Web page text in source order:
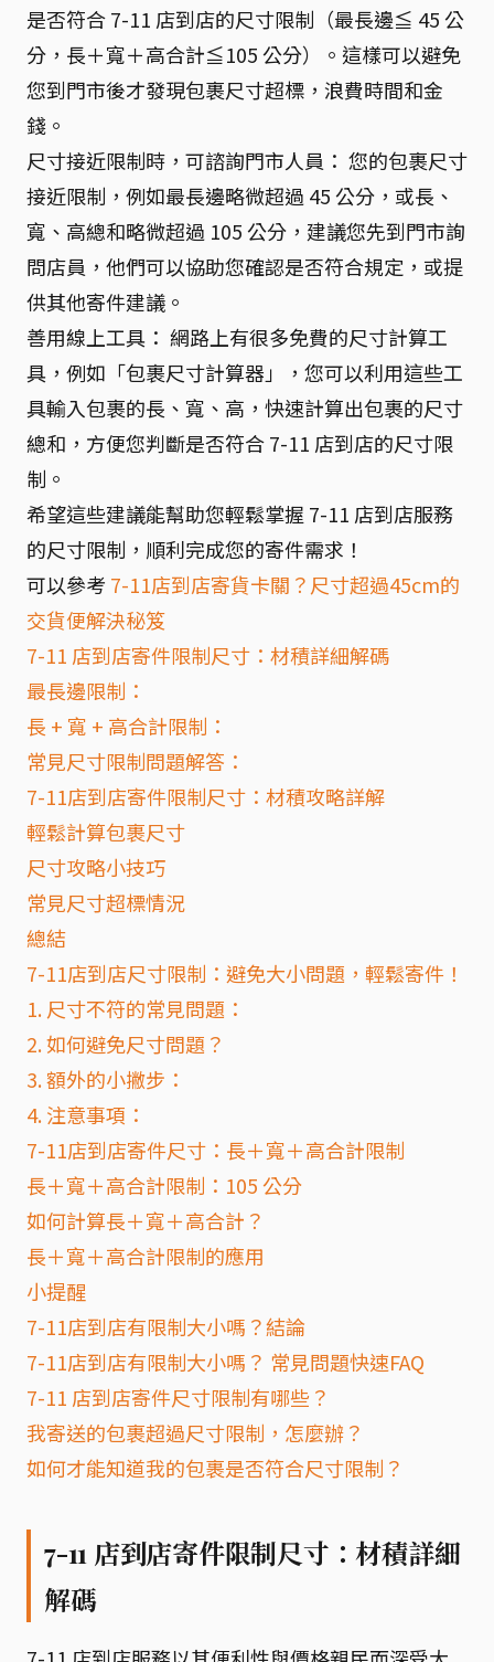
是否符合 7-11 店到店的尺寸限制（最長邊≦ 45 公
分，長＋寬＋高合計≦105 公分）。這樣可以避免
您到門市後才發現包裹尺寸超標，浪費時間和金
錢。
尺寸接近限制時，可諮詢門市人員： 您的包裹尺寸
接近限制，例如最長邊略微超過 45 公分，或長、
寬、高總和略微超過 105 公分，建議您先到門市詢
問店員，他們可以協助您確認是否符合規定，或提
供其他寄件建議。
善用線上工具： 網路上有很多免費的尺寸計算工
具，例如「包裹尺寸計算器」，您可以利用這些工
具輸入包裹的長、寬、高，快速計算出包裹的尺寸
總和，方便您判斷是否符合 7-11 店到店的尺寸限
制。
希望這些建議能幫助您輕鬆掌握 7-11 店到店服務
的尺寸限制，順利完成您的寄件需求！
可以參考 7-11店到店寄貨卡關？尺寸超過45cm的
交貨便解決秘笈
7-11 店到店寄件限制尺寸：材積詳細解碼
最長邊限制：
長 + 寬 + 高合計限制：
常見尺寸限制問題解答：
7-11店到店寄件限制尺寸：材積攻略詳解
輕鬆計算包裹尺寸
尺寸攻略小技巧
常見尺寸超標情況
總結
7-11店到店尺寸限制：避免大小問題，輕鬆寄件！
1. 尺寸不符的常見問題：
2. 如何避免尺寸問題？
3. 額外的小撇步：
4. 注意事項：
7-11店到店寄件尺寸：長＋寬＋高合計限制
長＋寬＋高合計限制：105 公分
如何計算長＋寬＋高合計？
長＋寬＋高合計限制的應用
小提醒
7-11店到店有限制大小嗎？結論
7-11店到店有限制大小嗎？ 常見問題快速FAQ
7-11 店到店寄件尺寸限制有哪些？
我寄送的包裹超過尺寸限制，怎麼辦？
如何才能知道我的包裹是否符合尺寸限制？
7-11 店到店寄件限制尺寸：材積詳細
解碼